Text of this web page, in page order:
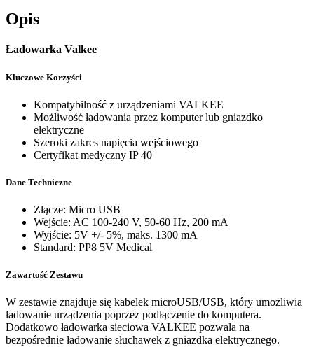
Opis
Ładowarka Valkee
Kluczowe Korzyści
Kompatybilność z urządzeniami VALKEE
Możliwość ładowania przez komputer lub gniazdko
elektryczne
Szeroki zakres napięcia wejściowego
Certyfikat medyczny IP 40
Dane Techniczne
Złącze: Micro USB
Wejście: AC 100-240 V, 50-60 Hz, 200 mA
Wyjście: 5V +/- 5%, maks. 1300 mA
Standard: PP8 5V Medical
Zawartość Zestawu
W zestawie znajduje się kabelek microUSB/USB, który umożliwia
ładowanie urządzenia poprzez podłączenie do komputera.
Dodatkowo ładowarka sieciowa VALKEE pozwala na
bezpośrednie ładowanie słuchawek z gniazdka elektrycznego.